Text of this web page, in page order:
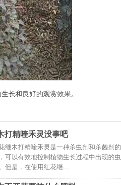
长和良好的观赏效果。
打精喹禾灵没事吧
继木打精喹禾灵是一种杀虫剂和杀菌剂的
可以有效地控制植物生长过程中出现的虫
但是，在使用红花继...